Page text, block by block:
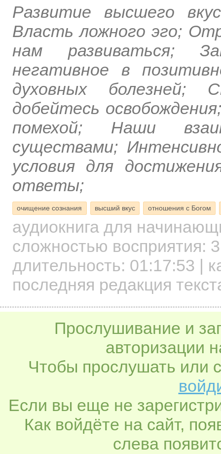
Развитие высшего
Власть ложного эго;
нам развиваться;
негативное в
духовных болезней;
добейтесь
помехой; Наши
существами;
условия для
ответы;
очищение сознания высший вкус отношения с Богом
аудиокнига для
сложностью восприятия: 3
длительность: 01:17:53 |
последняя редакция
Прослушивание и
авторизации
Чтобы прослушать или
Если вы еще не
Как войдёте на сайт,
слева